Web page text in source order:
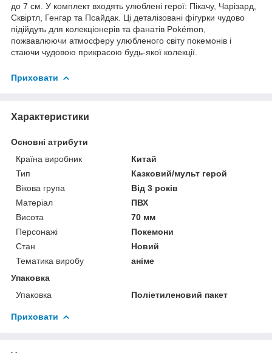
до 7 см. У комплект входять улюблені герої: Пікачу, Чарізард,
Сквіртл, Генгар та Псайдак. Ці деталізовані фігурки чудово
підійдуть для колекціонерів та фанатів Pokémon,
пожвавлюючи атмосферу улюбленого світу покемонів і
стаючи чудовою прикрасою будь-якої колекції.
Приховати
Характеристики
Основні атрибути
Країна виробник
Китай
Тип
Казковий/мульт герой
Вікова група
Від 3 років
Матеріал
ПВХ
Висота
70 мм
Персонажі
Покемони
Стан
Новий
Тематика виробу
аніме
Упаковка
Упаковка
Поліетиленовий пакет
Приховати